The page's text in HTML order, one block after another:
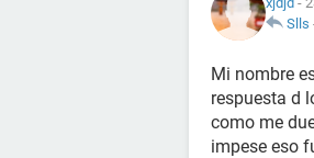
Slls
Mi nombre
respuesta d
como me
impese eso